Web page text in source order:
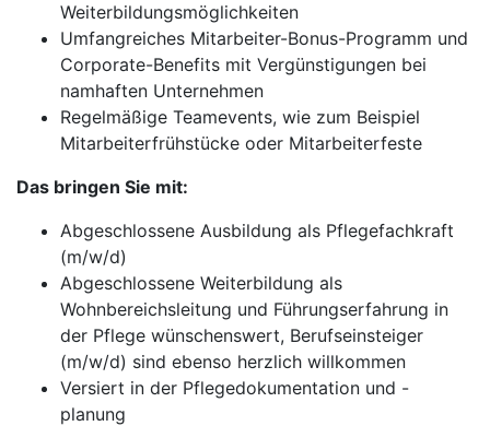
Weiterbildungsmöglichkeiten
Umfangreiches Mitarbeiter-Bonus-Programm und
Corporate-Benefits mit Vergünstigungen bei
namhaften Unternehmen
Regelmäßige Teamevents, wie zum Beispiel
Mitarbeiterfrühstücke oder Mitarbeiterfeste
Das bringen Sie mit:
Abgeschlossene Ausbildung als Pflegefachkraft
(m/w/d)
Abgeschlossene Weiterbildung als
Wohnbereichsleitung und Führungserfahrung in
der Pflege wünschenswert, Berufseinsteiger
(m/w/d) sind ebenso herzlich willkommen
Versiert in der Pflegedokumentation und -
planung